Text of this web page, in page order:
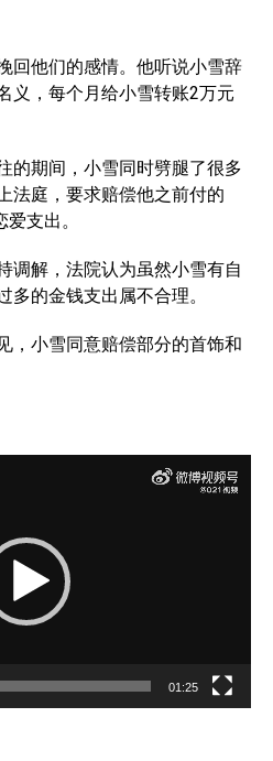
回他们的感情。他听说小雪辞
义，每个月给小雪转账2万元
的期间，小雪同时劈腿了很多
法庭，要求赔偿他之前付的
支出。
调解，法院认为虽然小雪有自
多的金钱支出属不合理。
，小雪同意赔偿部分的首饰和
01:25